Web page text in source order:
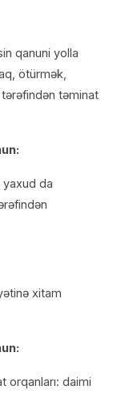
qanuni yolla
ötürmək,
təminat
yaxud da
xitam
orqanları: daimi